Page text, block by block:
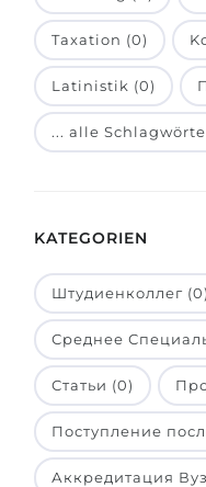
Unsere
BERATUNG!
Belarus
Anderes Land
BERATUNG
Taxation (0)
Latinistik (0)
... alle
KATEGORIEN
Штудиенколлег (0)
Среднее
Статьи (0)
Поступление
Аккредитация